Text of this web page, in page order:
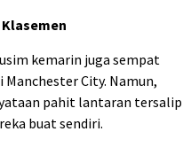
kemarin juga sempat
City. Namun,
pahit lantaran tersalip
buat sendiri.